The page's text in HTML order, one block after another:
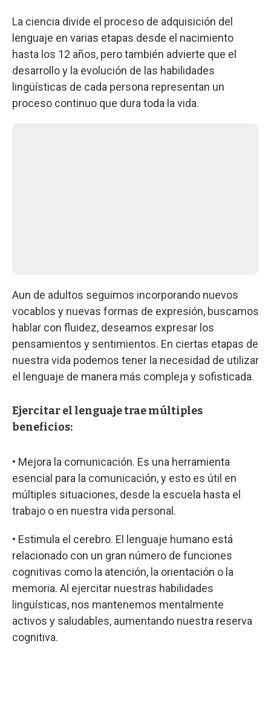
La ciencia divide el proceso de adquisición del
lenguaje en varias etapas desde el nacimiento
hasta los 12 años, pero también advierte que el
desarrollo y la evolución de las habilidades
lingüísticas de cada persona representan un
proceso continuo que dura toda la vida.
Aun de adultos seguimos incorporando nuevos
vocablos y nuevas formas de expresión, buscamos
hablar con fluidez, deseamos expresar los
pensamientos y sentimientos. En ciertas etapas de
nuestra vida podemos tener la necesidad de utilizar
el lenguaje de manera más compleja y sofisticada.
Ejercitar el lenguaje trae múltiples
beneficios:
• Mejora la comunicación. Es una herramienta
esencial para la comunicación, y esto es útil en
múltiples situaciones, desde la escuela hasta el
trabajo o en nuestra vida personal.
• Estimula el cerebro. El lenguaje humano está
relacionado con un gran número de funciones
cognitivas como la atención, la orientación o la
memoria. Al ejercitar nuestras habilidades
lingüísticas, nos mantenemos mentalmente
activos y saludables, aumentando nuestra reserva
cognitiva.